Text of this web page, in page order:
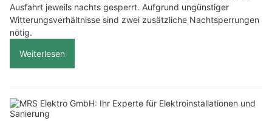
Ausfahrt jeweils nachts gesperrt. Aufgrund ungünstiger
Witterungsverhältnisse sind zwei zusätzliche Nachtsperrungen
nötig.
Weiterlesen